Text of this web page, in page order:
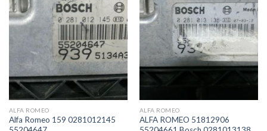
İstek
Listeme
Ekle
ALFA ROMEO
Alfa Romeo 159 0281012145
İstek
Listeme
Ekle
ALFA ROMEO
ALFA ROMEO 51812906